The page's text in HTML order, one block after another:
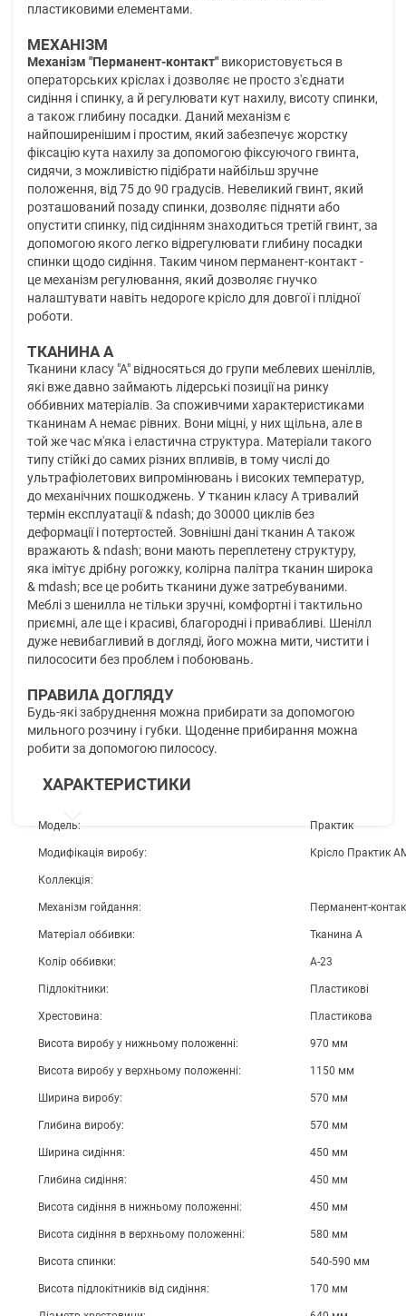
пластиковими елементами.
МЕХАНІЗМ
Механізм "Перманент-контакт" використовується в
операторських кріслах і дозволяє не просто з'єднати
сидіння і спинку, а й регулювати кут нахилу, висоту спинки,
а також глибину посадки. Даний механізм є
найпоширенішим і простим, який забезпечує жорстку
фіксацію кута нахилу за допомогою фіксуючого гвинта,
сидячи, з можливістю підібрати найбільш зручне
положення, від 75 до 90 градусів. Невеликий гвинт, який
розташований позаду спинки, дозволяє підняти або
опустити спинку, під сидінням знаходиться третій гвинт, за
допомогою якого легко відрегулювати глибину посадки
спинки щодо сидіння. Таким чином перманент-контакт -
це механізм регулювання, який дозволяє гнучко
налаштувати навіть недороге крісло для довгої і плідної
роботи.
ТКАНИНА А
Тканини класу "А" відносяться до групи меблевих шеніллів,
які вже давно займають лідерські позиції на ринку
оббивних матеріалів. За споживчими характеристиками
тканинам А немає рівних. Вони міцні, у них щільна, але в
той же час м'яка і еластична структура. Матеріали такого
типу стійкі до самих різних впливів, в тому числі до
ультрафіолетових випромінювань і високих температур,
до механічних пошкоджень. У тканин класу А тривалий
термін експлуатації & ndash; до 30000 циклів без
деформації і потертостей. Зовнішні дані тканин А також
вражають & ndash; вони мають переплетену структуру,
яка імітує дрібну рогожку, колірна палітра тканин широка
& mdash; все це робить тканини дуже затребуваними.
Меблі з шенилла не тільки зручні, комфортні і тактильно
приємні, але ще і красиві, благородні і привабливі. Шенілл
дуже невибагливий в догляді, його можна мити, чистити і
пилососити без проблем і побоювань.
ПРАВИЛА ДОГЛЯДУ
Будь-які забруднення можна прибирати за допомогою
мильного розчину і губки. Щоденне прибирання можна
робити за допомогою пилососу.
ХАРАКТЕРИСТИКИ
Модель: Практик
Модифікація виробу: Крісло Практик
Коллекція:
Механізм гойдання: Перманент-
Матеріал оббивки: Тканина А
Колір оббивки: А-23
Підлокітники: Пластикові
Хрестовина: Пластикова
Висота виробу у нижньому положенні: 970 мм
Висота виробу у верхньому положенні: 1150 мм
Ширина виробу: 570 мм
Глибина виробу: 570 мм
Ширина сидіння: 450 мм
Глибина сидіння: 450 мм
Висота сидіння в нижньому положенні: 450 мм
Висота сидіння в верхньому положенні: 580 мм
Висота спинки: 540-590 мм
Висота підлокітників від сидіння: 170 мм